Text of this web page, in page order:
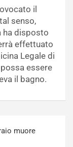
il
senso,
ha disposto
effettuato
Legale di
essere
il bagno.
muore